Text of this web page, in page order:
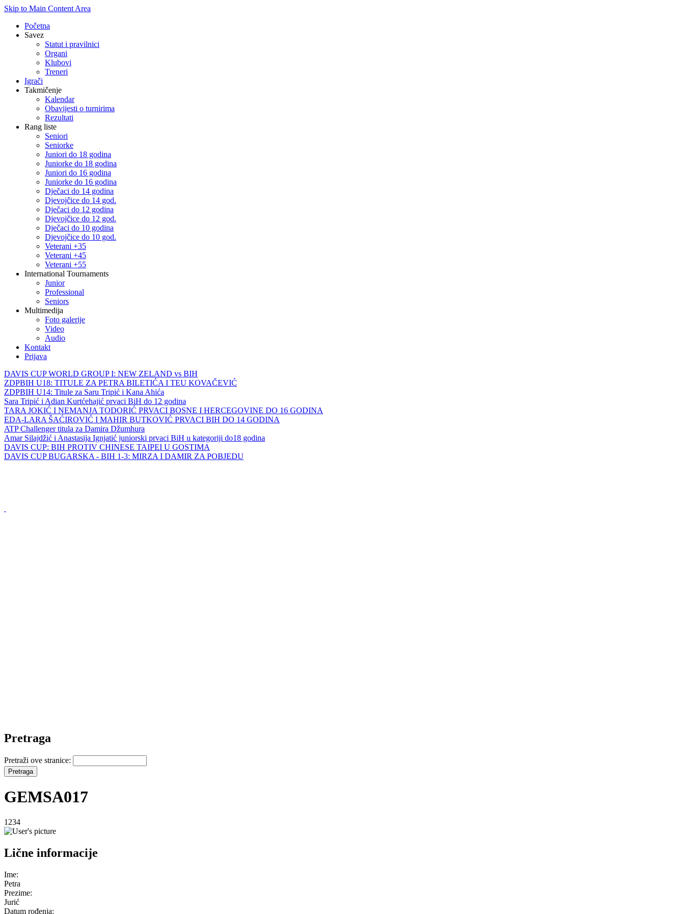
Skip to Main Content Area
Početna
Savez
Statut i pravilnici
Organi
Klubovi
Treneri
Igrači
Takmičenje
Kalendar
Obavijesti o turnirima
Rezultati
Rang liste
Seniori
Seniorke
Juniori do 18 godina
Juniorke do 18 godina
Juniori do 16 godina
Juniorke do 16 godina
Dječaci do 14 godina
Djevojčice do 14 god.
Dječaci do 12 godina
Djevojčice do 12 god.
Dječaci do 10 godina
Djevojčice do 10 god.
Veterani +35
Veterani +45
Veterani +55
International Tournaments
Junior
Professional
Seniors
Multimedija
Foto galerije
Video
Audio
Kontakt
Prijava
DAVIS CUP WORLD GROUP I: NEW ZELAND vs BIH
ZDPBIH U18: TITULE ZA PETRA BILETIĆA I TEU KOVAČEVIĆ
ZDPBIH U14: Titule za Saru Tripić i Kana Ahića
Sara Tripić i Adian Kurtćehajić prvaci BiH do 12 godina
TARA JOKIĆ I NEMANJA TODORIĆ PRVACI BOSNE I HERCEGOVINE DO 16 GODINA
EDA-LARA ŠAĆIROVIĆ I MAHIR BUTKOVIĆ PRVACI BIH DO 14 GODINA
ATP Challenger titula za Damira Džumhura
Amar Silajdžić i Anastasija Ignjatić juniorski prvaci BiH u kategoriji do18 godina
DAVIS CUP: BIH PROTIV CHINESE TAIPEI U GOSTIMA
DAVIS CUP BUGARSKA - BIH 1-3: MIRZA I DAMIR ZA POBJEDU
Pretraga
Pretraži ove stranice:
GEMSA017
1234
Lične informacije
Ime:
Petra
Prezime:
Jurić
Datum rođenja: